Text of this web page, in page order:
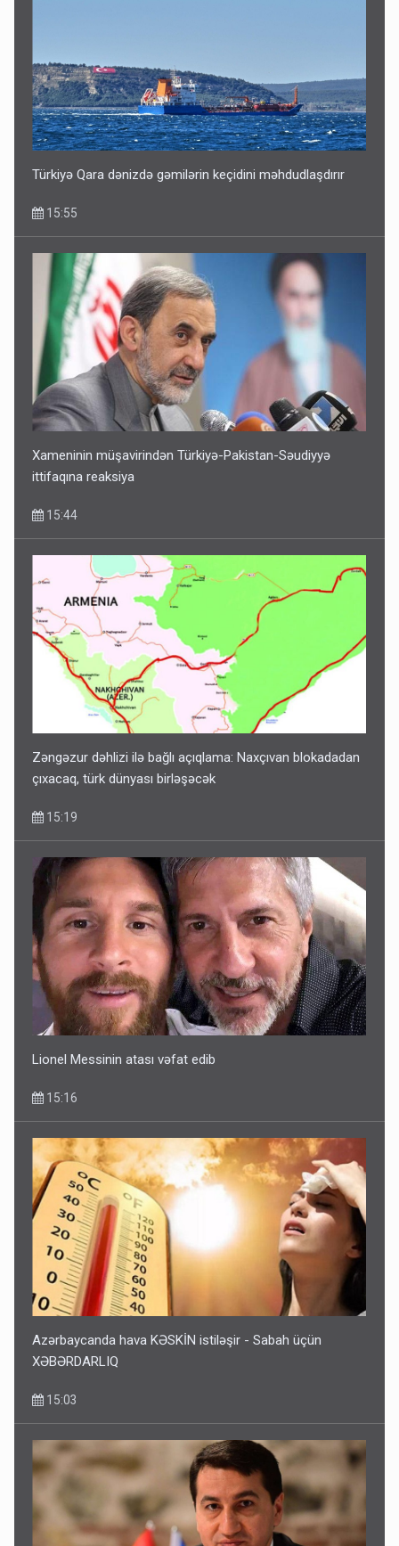
Türkiyə Qara dənizdə gəmilərin keçidini məhdudlaşdırır
15:55
Xameninin müşavirindən Türkiyə-Pakistan-Səudiyyə
ittifaqına reaksiya
15:44
Zəngəzur dəhlizi ilə bağlı açıqlama: Naxçıvan blokadadan
çıxacaq, türk dünyası birləşəcək
15:19
Lionel Messinin atası vəfat edib
15:16
Azərbaycanda hava KƏSKİN istiləşir - Sabah üçün
XƏBƏRDARLIQ
15:03